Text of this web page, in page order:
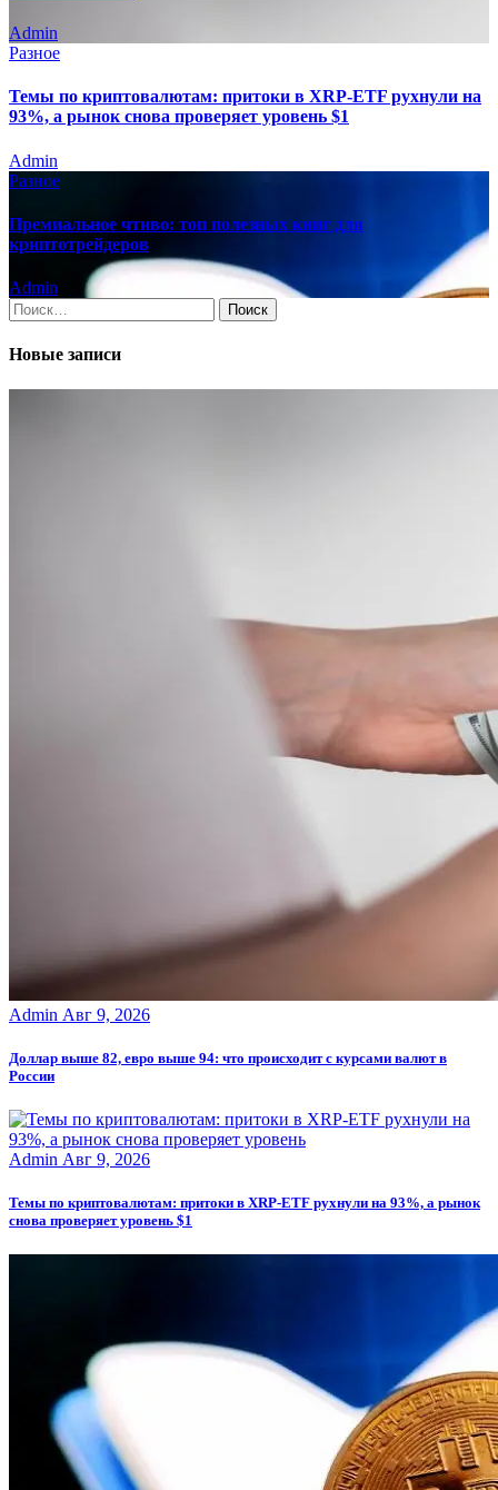
Admin
Разное
Темы по криптовалютам: притоки в XRP-ETF рухнули на
93%, а рынок снова проверяет уровень $1
Admin
Разное
Премиальное чтиво: топ полезных книг для
криптотрейдеров
Admin
Найти:
Новые записи
Admin Авг 9, 2026
Доллар выше 82, евро выше 94: что происходит с курсами валют в
России
Admin Авг 9, 2026
Темы по криптовалютам: притоки в XRP-ETF рухнули на 93%, а рынок
снова проверяет уровень $1